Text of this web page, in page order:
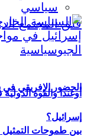
الحضور الإفريقي في
بين طموحات التمثيل
سياسي
أوغندا والقوة
إسرائيل؟